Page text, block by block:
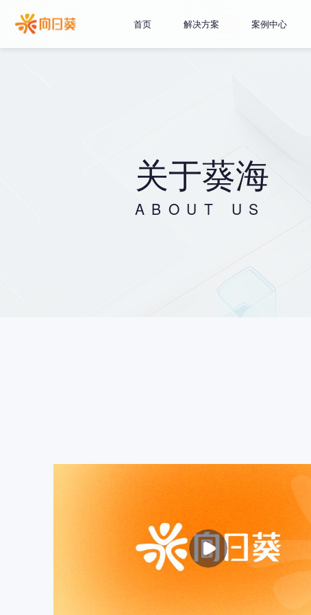
首页 解决方案 案例中心
关于葵海
ABOUT US